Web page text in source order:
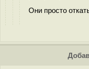
Они просто